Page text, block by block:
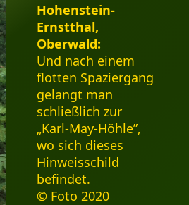
Hohenstein-
Ernstthal,
Oberwald:
Und nach einem
flotten Spaziergang
gelangt man
schließlich zur
„Karl-May-Höhle”,
wo sich dieses
Hinweisschild
befindet.
© Foto 2020